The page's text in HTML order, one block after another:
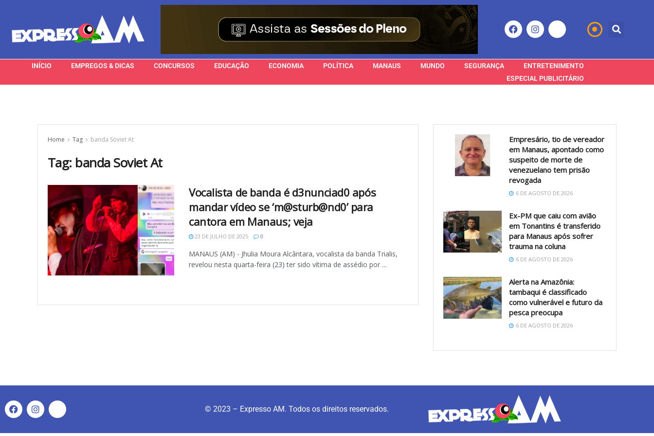
INÍCIO EMPREGOS & DICAS CONCURSOS EDUCAÇÃO ECONOMIA POLÍTICA MANAUS MUNDO SEGURANÇA
ENTRETENIMENTO
ESPECIAL PUBLICITÁRIO
Home Tag banda Soviet At
Tag: banda Soviet At
Vocalista de banda é d3nunciad0 após
mandar vídeo se ‘m@sturb@nd0’ para
cantora em Manaus; veja
23 DE JULHO DE 2025 0
MANAUS (AM) - Jhulia Moura Alcântara, vocalista da banda Trialis,
revelou nesta quarta-feira (23) ter sido vítima de assédio por ...
Empresário, tio de vereador
em Manaus, apontado como
suspeito de morte de
venezuelano tem prisão
revogada
6 DE AGOSTO DE 2026
Ex-PM que caiu com avião
em Tonantins é transferido
para Manaus após sofrer
trauma na coluna
6 DE AGOSTO DE 2026
Alerta na Amazônia:
tambaqui é classificado
como vulnerável e futuro da
pesca preocupa
6 DE AGOSTO DE 2026
© 2023 – Expresso AM. Todos os direitos reservados.